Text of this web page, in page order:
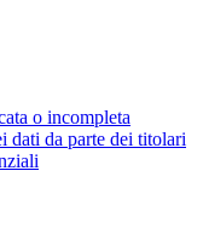
o incompleta
dati da parte dei titolari